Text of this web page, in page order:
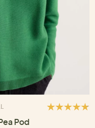
Pod